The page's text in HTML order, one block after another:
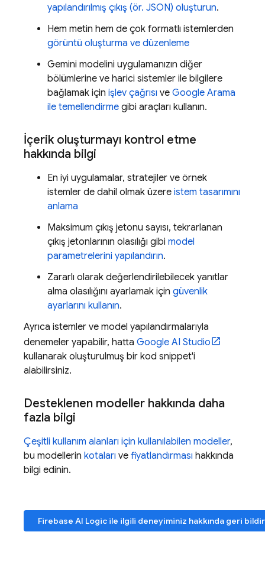
yapılandırılmış çıkış (ör. JSON) oluşturun.
Hem metin hem de çok formatlı istemlerden
görüntü oluşturma ve düzenleme
Gemini modelini uygulamanızın diğer
bölümlerine ve harici sistemler ile bilgilere
bağlamak için işlev çağrısı ve Google Arama
ile temellendirme gibi araçları kullanın.
İçerik oluşturmayı kontrol etme
hakkında bilgi
En iyi uygulamalar, stratejiler ve örnek
istemler de dahil olmak üzere istem tasarımını
anlama
Maksimum çıkış jetonu sayısı, tekrarlanan
çıkış jetonlarının olasılığı gibi model
parametrelerini yapılandırın.
Zararlı olarak değerlendirilebilecek yanıtlar
alma olasılığını ayarlamak için güvenlik
ayarlarını kullanın.
Ayrıca istemler ve model yapılandırmalarıyla
denemeler yapabilir, hatta Google AI Studio
kullanarak oluşturulmuş bir kod snippet'i
alabilirsiniz.
Desteklenen modeller hakkında daha
fazla bilgi
Çeşitli kullanım alanları için kullanılabilen modeller,
bu modellerin kotaları ve fiyatlandırması hakkında
bilgi edinin.
Firebase AI Logic ile ilgili deneyiminiz hakkında geri